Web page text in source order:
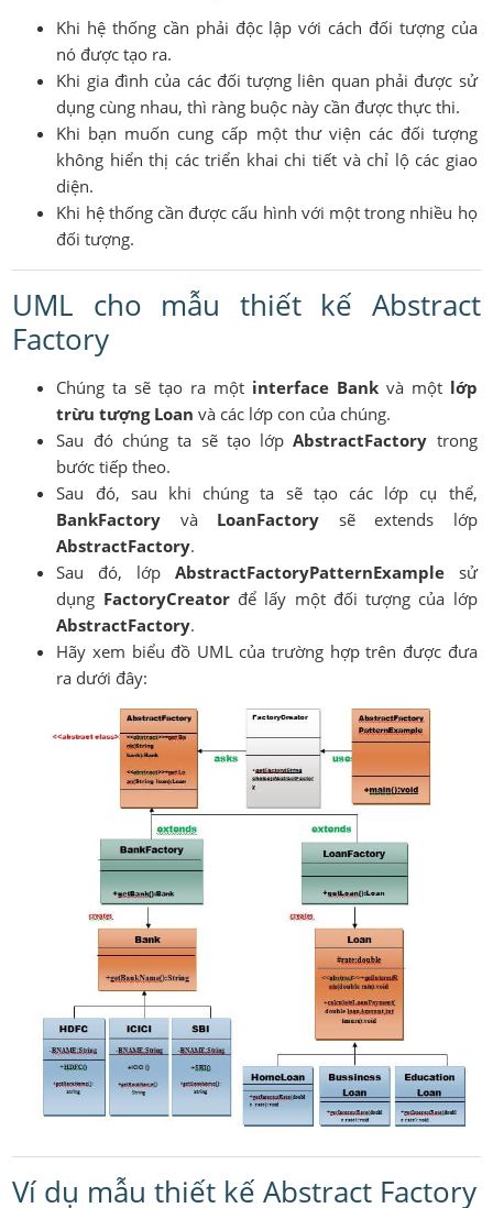
Khi hệ thống cần phải độc lập với cách đối tượng của
nó được tạo ra.
Khi gia đình của các đối tượng liên quan phải được sử
dụng cùng nhau, thì ràng buộc này cần được thực thi.
Khi bạn muốn cung cấp một thư viện các đối tượng
không hiển thị các triển khai chi tiết và chỉ lộ các giao
diện.
Khi hệ thống cần được cấu hình với một trong nhiều họ
đối tượng.
UML cho mẫu thiết kế Abstract
Factory
Chúng ta sẽ tạo ra một interface Bankvà một lớp
trừu tượng Loan và các lớp con của chúng.
Sau đó chúng ta sẽ tạo lớpAbstractFactory trong
bước tiếp theo.
Sau đó, sau khi chúng ta sẽ tạo các lớp cụ thể,
BankFactory và LoanFactory sẽ extends lớp
AbstractFactory.
Sau đó, lớp AbstractFactoryPatternExamplesử
dụng FactoryCreatorđể lấy một đối tượng của lớp
AbstractFactory.
Hãy xem biểu đồ UML của trường hợp trên được đưa
ra dưới đây:
Ví dụ mẫu thiết kế Abstract Factory